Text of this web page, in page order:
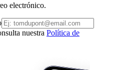
electrónico.
nuestra Política de